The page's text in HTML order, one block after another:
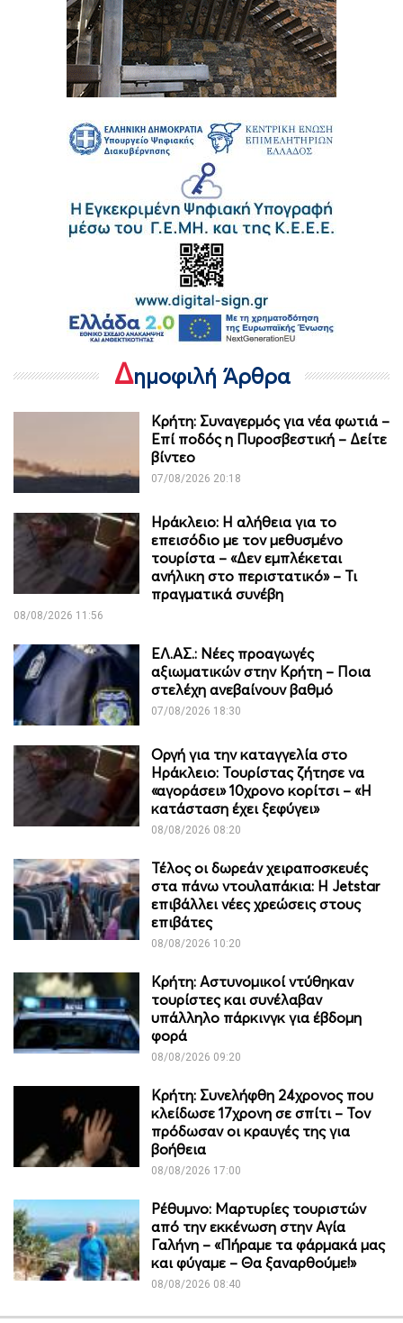
Δημοφιλή Άρθρα
Κρήτη: Συναγερμός για νέα φωτιά –
Επί ποδός η Πυροσβεστική – Δείτε
βίντεο
07/08/2026 20:18
Ηράκλειο: Η αλήθεια για το
επεισόδιο με τον μεθυσμένο
τουρίστα – «Δεν εμπλέκεται
ανήλικη στο περιστατικό» – Τι
πραγματικά συνέβη
08/08/2026 11:56
ΕΛ.ΑΣ.: Νέες προαγωγές
αξιωματικών στην Κρήτη – Ποια
στελέχη ανεβαίνουν βαθμό
07/08/2026 18:30
Οργή για την καταγγελία στο
Ηράκλειο: Τουρίστας ζήτησε να
«αγοράσει» 10χρονο κορίτσι – «Η
κατάσταση έχει ξεφύγει»
08/08/2026 08:20
Τέλος οι δωρεάν χειραποσκευές
στα πάνω ντουλαπάκια: Η Jetstar
επιβάλλει νέες χρεώσεις στους
επιβάτες
08/08/2026 10:20
Κρήτη: Αστυνομικοί ντύθηκαν
τουρίστες και συνέλαβαν
υπάλληλο πάρκινγκ για έβδομη
φορά
08/08/2026 09:20
Κρήτη: Συνελήφθη 24χρονος που
κλείδωσε 17χρονη σε σπίτι – Τον
πρόδωσαν οι κραυγές της για
βοήθεια
08/08/2026 17:00
Ρέθυμνο: Μαρτυρίες τουριστών
από την εκκένωση στην Αγία
Γαλήνη – «Πήραμε τα φάρμακά μας
και φύγαμε – Θα ξαναρθούμε!»
08/08/2026 08:40